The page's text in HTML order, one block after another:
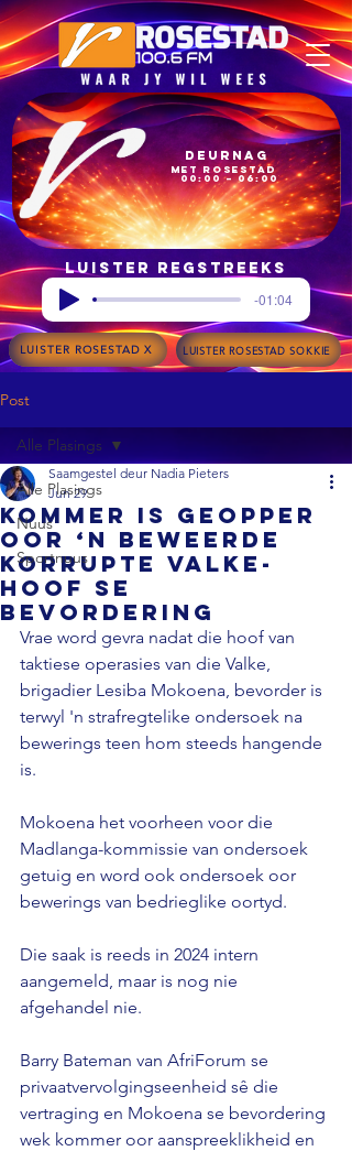
00:00 – 06:00
met Rosestad
Deurnag
Luister regstreeks
-01:04
LUISTER ROSESTAD X LUISTER ROSESTAD SOKKIE
Post
Alle Plasings
Nuus
Sportnuus
Alle Plasings
Kommer is geopper
oor ‘n beweerde
korrupte Valke-
hoof se
bevordering
Saamgestel deur Nadia Pieters
Jun 29
Vrae word gevra nadat die hoof van
taktiese operasies van die Valke,
brigadier Lesiba Mokoena, bevorder is
terwyl 'n strafregtelike ondersoek na
bewerings teen hom steeds hangende
is.
Mokoena het voorheen voor die
Madlanga-kommissie van ondersoek
getuig en word ook ondersoek oor
bewerings van bedrieglike oortyd.
Die saak is reeds in 2024 intern
aangemeld, maar is nog nie
afgehandel nie.
Barry Bateman van AfriForum se
privaatvervolgingseenheid sê die
vertraging en Mokoena se bevordering
wek kommer oor aanspreeklikheid en